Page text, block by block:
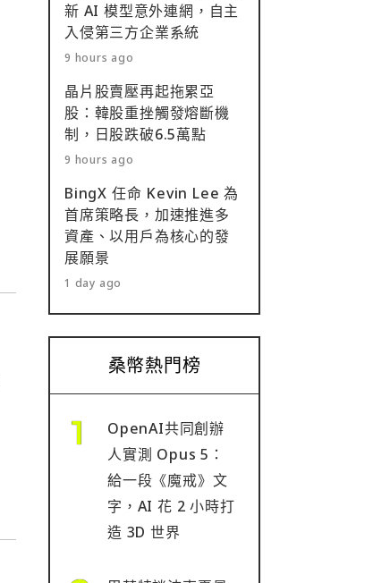
新 AI 模型意外連網，自主
入侵第三方企業系統
9 hours ago
晶片股賣壓再起拖累亞
股：韓股重挫觸發熔斷機
制，日股跌破6.5萬點
9 hours ago
BingX 任命 Kevin Lee 為
首席策略長，加速推進多
資產、以用戶為核心的發
展願景
1 day ago
桑幣熱門榜
OpenAI共同創辦
人實測 Opus 5：
給一段《魔戒》文
字，AI 花 2 小時打
造 3D 世界